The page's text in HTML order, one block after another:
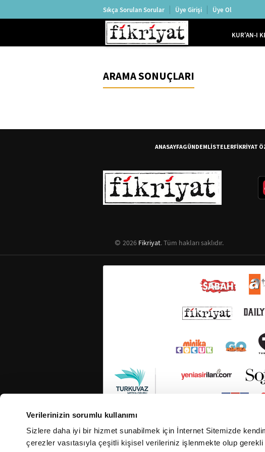
Verilerinizin sorumlu kullanımı
Sizlere daha iyi bir hizmet sunabilmek için İnternet Sitemizde
çerezler vasıtasıyla çeşitli kişisel verileriniz işlenmekte olup
Sıkça Sorulan Sorular Üye Girişi Üye Ol
KUR'AN-I
ARAMA SONUÇLARI
ANASAYFAGÜNDEMLİSTELERFİKRİYAT
2026 Fikriyat. Tüm hakları saklıdır.